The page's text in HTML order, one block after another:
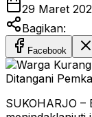
29 Maret
Bagikan:
Facebook
SUKOHARJO